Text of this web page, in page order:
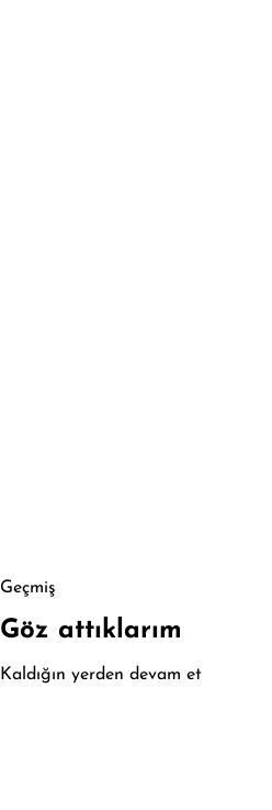
Geçmiş
Göz attıklarım
Kaldığın yerden devam et